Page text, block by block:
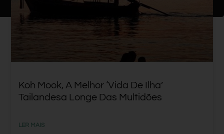
Koh Mook, A Melhor ‘vida De Ilha’
Tailandesa Longe Das Multidões
LER MAIS